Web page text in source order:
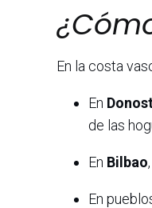
En la costa
En
de las
En Bilbao
En